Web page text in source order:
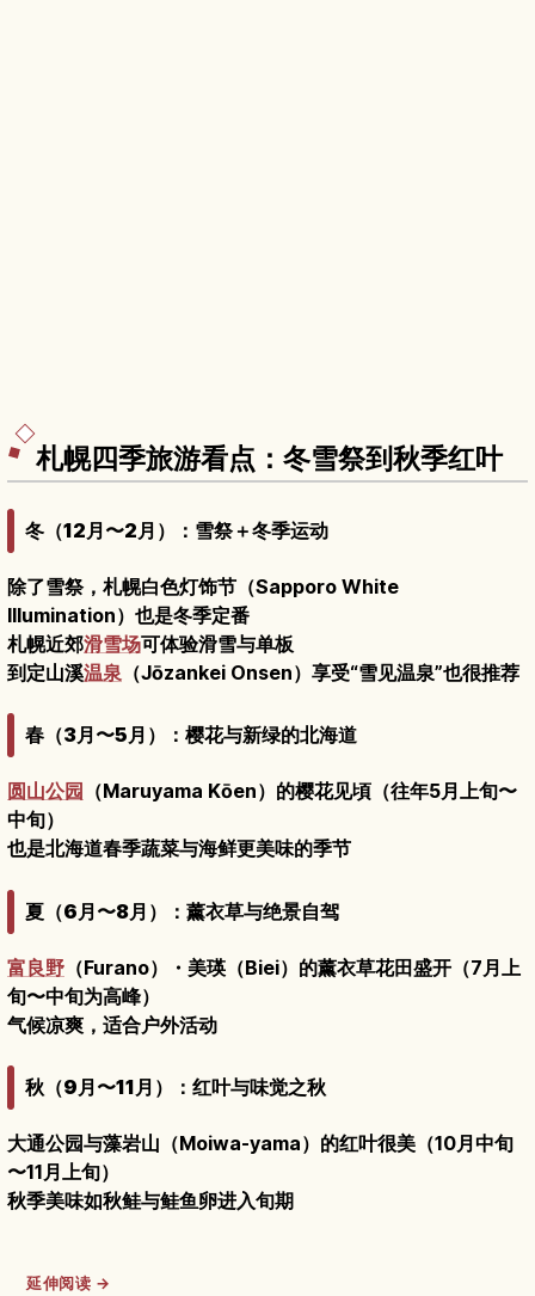
札幌四季旅游看点：冬雪祭到秋季红叶
冬（12月〜2月）：雪祭＋冬季运动
除了雪祭，札幌白色灯饰节（Sapporo White
Illumination）也是冬季定番
札幌近郊滑雪场可体验滑雪与单板
到定山溪温泉 （Jōzankei Onsen）享受“雪见温泉”也很推荐
春（3月〜5月）：樱花与新绿的北海道
圆山公园 （Maruyama Kōen）的樱花见頃（往年5月上旬〜
中旬）
也是北海道春季蔬菜与海鲜更美味的季节
夏（6月〜8月）：薰衣草与绝景自驾
富良野 （Furano）・美瑛（Biei）的薰衣草花田盛开（7月上
旬〜中旬为高峰）
气候凉爽，适合户外活动
秋（9月〜11月）：红叶与味觉之秋
大通公园与藻岩山（Moiwa-yama）的红叶很美（10月中旬
〜11月上旬）
秋季美味如秋鲑与鲑鱼卵进入旬期
延伸阅读 →